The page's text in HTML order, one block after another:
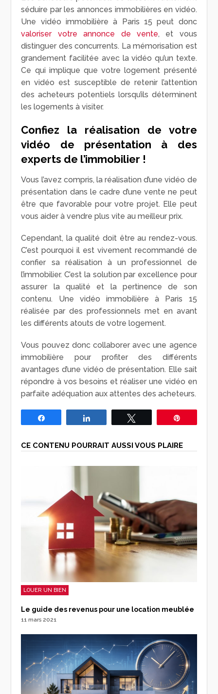
séduire par les annonces immobilières en vidéo.
Une vidéo immobilière à Paris 15 peut donc
valoriser votre annonce de vente, et vous
distinguer des concurrents. La mémorisation est
grandement facilitée avec la vidéo qu’un texte.
Ce qui implique que votre logement présenté
en vidéo est susceptible de retenir l’attention
des acheteurs potentiels lorsqu’ils déterminent
les logements à visiter.
Confiez la réalisation de votre
vidéo de présentation à des
experts de l’immobilier !
Vous l’avez compris, la réalisation d’une vidéo de
présentation dans le cadre d’une vente ne peut
être que favorable pour votre projet. Elle peut
vous aider à vendre plus vite au meilleur prix.
Cependant, la qualité doit être au rendez-vous.
C’est pourquoi il est vivement recommandé de
confier sa réalisation à un professionnel de
l’immobilier. C’est la solution par excellence pour
assurer la qualité et la pertinence de son
contenu. Une vidéo immobilière à Paris 15
réalisée par des professionnels met en avant
les différents atouts de votre logement.
Vous pouvez donc collaborer avec une agence
immobilière pour profiter des différents
avantages d’une vidéo de présentation. Elle sait
répondre à vos besoins et réaliser une vidéo en
parfaite adéquation aux attentes des acheteurs.
CE CONTENU POURRAIT AUSSI VOUS PLAIRE
LOUER UN BIEN
Le guide des revenus pour une location meublée
11 mars 2021